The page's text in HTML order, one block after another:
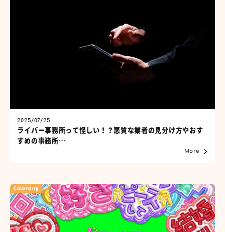
2025/07/25
ライバー事務所って怪しい！？悪質な業者の見分け方やおす
すめの事務所…
More
Colorsing